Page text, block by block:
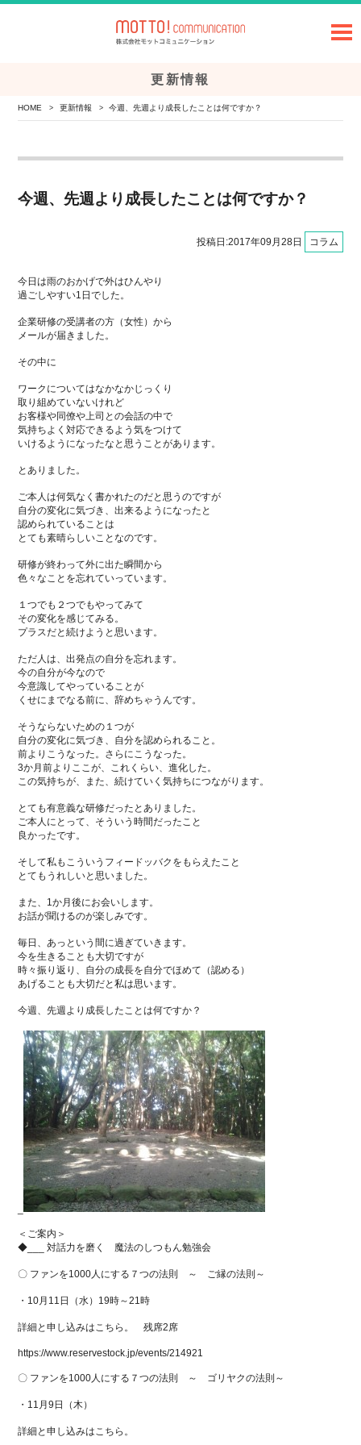
更新情報
HOME > 更新情報 > 今週、先週より成長したことは何ですか？
今週、先週より成長したことは何ですか？
投稿日:2017年09月28日 コラム
今日は雨のおかげで外はひんやり
過ごしやすい1日でした。
企業研修の受講者の方（女性）から
メールが届きました。
その中に
ワークについてはなかなかじっくり
取り組めていないけれど
お客様や同僚や上司との会話の中で
気持ちよく対応できるよう気をつけて
いけるようになったなと思うことがあります。
とありました。
ご本人は何気なく書かれたのだと思うのですが
自分の変化に気づき、出来るようになったと
認められていることは
とても素晴らしいことなのです。
研修が終わって外に出た瞬間から
色々なことを忘れていっています。
１つでも２つでもやってみて
その変化を感じてみる。
プラスだと続けようと思います。
ただ人は、出発点の自分を忘れます。
今の自分が今なので
今意識してやっていることが
くせにまでなる前に、辞めちゃうんです。
そうならないための１つが
自分の変化に気づき、自分を認められること。
前よりこうなった。さらにこうなった。
3か月前よりここが、これくらい、進化した。
この気持ちが、また、続けていく気持ちにつながります。
とても有意義な研修だったとありました。
ご本人にとって、そういう時間だったこと
良かったです。
そして私もこういうフィードッバクをもらえたこと
とてもうれしいと思いました。
また、1か月後にお会いします。
お話が聞けるのが楽しみです。
毎日、あっという間に過ぎていきます。
今を生きることも大切ですが
時々振り返り、自分の成長を自分でほめて（認める）
あげることも大切だと私は思います。
今週、先週より成長したことは何ですか？
＜ご案内＞
◆___ 対話力を磨く 魔法のしつもん勉強会
〇 ファンを1000人にする７つの法則 ～ ご縁の法則～
・10月11日（水）19時～21時
詳細と申し込みはこちら。 残席2席
https://www.reservestock.jp/events/214921
〇 ファンを1000人にする７つの法則 ～ ゴリヤクの法則～
・11月9日（木）
詳細と申し込みはこちら。